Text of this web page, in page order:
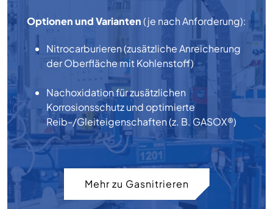
Optionen und Varianten(je nach Anforderung):
Nitrocarburieren (zusätzliche Anreicherung
der Oberfläche mit Kohlenstoff)
Nachoxidation für zusätzlichen
Korrosionsschutz und optimierte
Reib-/Gleiteigenschaften (z. B. GASOX®)
Mehr zu Gasnitrieren